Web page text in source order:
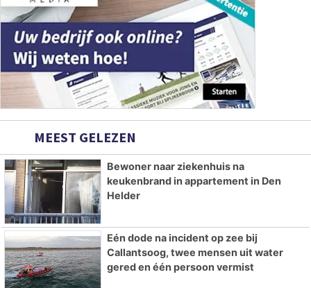
MEEST GELEZEN
Bewoner naar ziekenhuis na
keukenbrand in appartement in Den
Helder
Eén dode na incident op zee bij
Callantsoog, twee mensen uit water
gered en één persoon vermist